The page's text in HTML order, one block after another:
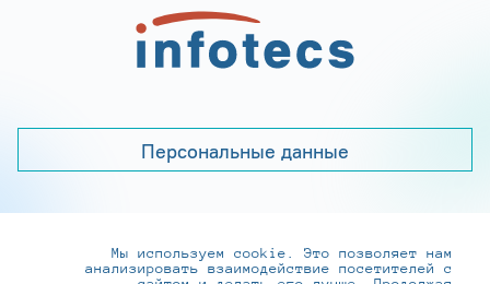
Персональные данные
+7 (495) 737-6192, 8-800-250-0-260
Мы используем cookie. Это позволяет нам
анализировать взаимодействие посетителей с